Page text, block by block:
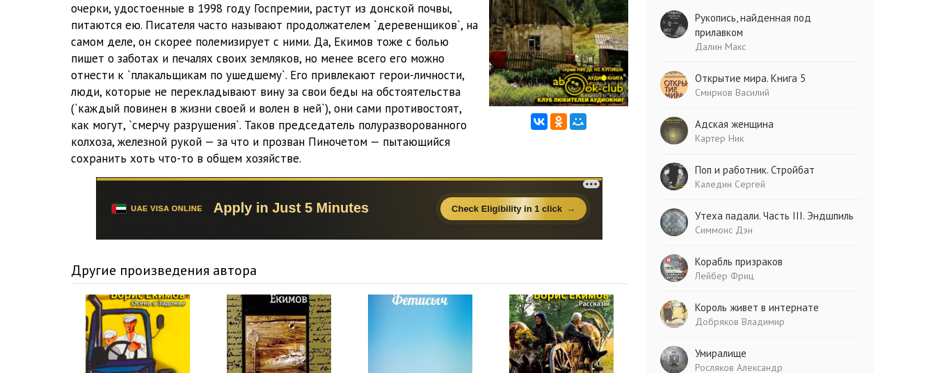
02_01_Pinochet 13:44
02_02_Pinochet 06:30
02_03_Pinochet 19:46
02_04_Pinochet 12:13
02_05_Pinochet
02_06_Pinochet
02_07_Pinochet 12:22
02_08_Pinochet
03_00_Moskva, 15 maya 2008 00:37
03_01_Pavel Basinskiy - Inoe Borisa Ekimova 28:11
03_02_Boris Ekimov - Rech 17:07
очерки, удостоенные в 1998 году Госпремии, растут из донской почвы,
питаются ею. Писателя часто называют продолжателем `деревенщиков`, на
самом деле, он скорее полемизирует с ними. Да, Екимов тоже с болью
пишет о заботах и печалях своих земляков, но менее всего его можно
отнести к `плакальщикам по ушедшему`. Его привлекают герои-личности,
люди, которые не перекладывают вину за свои беды на обстоятельства
(`каждый повинен в жизни своей и волен в ней`), они сами противостоят,
как могут, `смерчу разрушения`. Таков председатель полуразворованного
колхоза, железной рукой — за что и прозван Пиночетом — пытающийся
сохранить хоть что-то в общем хозяйстве.
Другие произведения автора
Рукопись, найденная под
прилавком
Далин Макс
Открытие мира. Книга 5
Смирнов Василий
Адская женщина
Картер Ник
Поп и работник. Стройбат
Каледин Сергей
Утеха падали. Часть III. Эндшпиль
Симмонс Дэн
Корабль призраков
Лейбер Фриц
Король живет в интернате
Добряков Владимир
Умиралище
Росляков Александр